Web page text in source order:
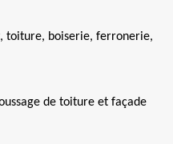
toiture, boiserie, ferronerie,
de toiture et façade